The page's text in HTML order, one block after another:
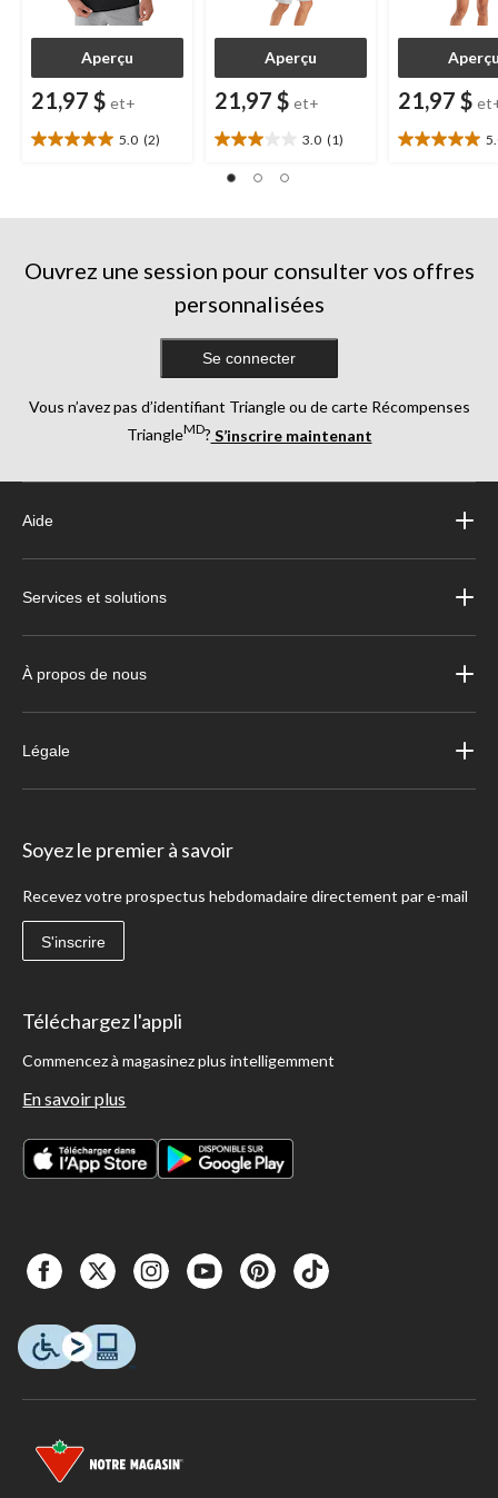
Aperçu
21,97 $ et+
5.0 (2)
5.0
Aperçu
21,97 $ et+
3.0 (1)
3.0
étoile(s)
21,97 $
5.0
Ouvrez une session pour consulter vos offres
personnalisées
Se connecter
Vous n’avez pas d’identifiant Triangle ou de carte Récompenses
TriangleMD? S’inscrire maintenant
Aide
Services et solutions
À propos de nous
Légale
Soyez le premier à savoir
Recevez votre prospectus hebdomadaire directement par e-mail
S'inscrire
Téléchargez l'appli
Commencez à magasinez plus intelligemment
En savoir plus